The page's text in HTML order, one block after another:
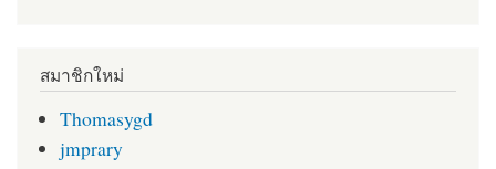
สมาชิกใหม่
Thomasygd
jmprary